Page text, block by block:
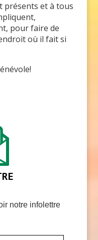
présents et à tous
pour faire de
où il fait si
notre infolettre